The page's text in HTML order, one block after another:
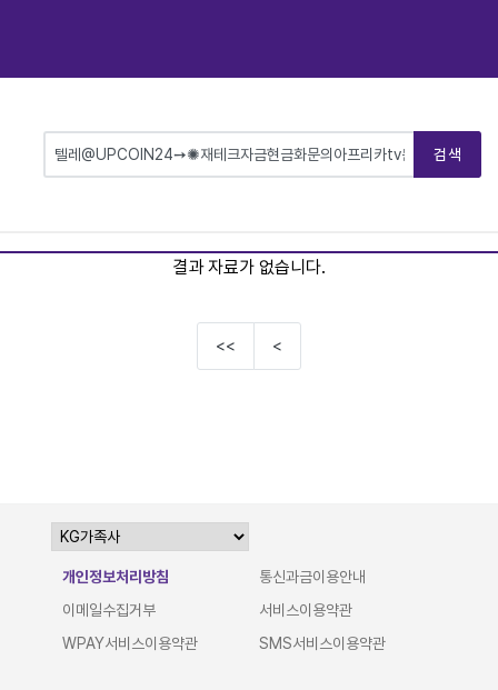
검색
결과 자료가 없습니다.
<< <
개인정보처리방침
통신과금이용안내
이메일수집거부
서비스이용약관
WPAY서비스이용약관
SMS서비스이용약관